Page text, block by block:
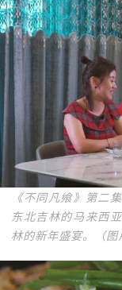
《不同凡飨》第二
东北吉林的马来西
林的新年盛宴。（图